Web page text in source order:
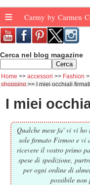
≡ Carmy by Carmen
Cerca nel blog magazine
Home accessori Fashion
shopping
I miei occhiali
I miei
Qualche mese fa' vi vi
sole firmato Firmoo e vi
ricevere il vostro primo
spese di spedizione,
per ogni ordine di
possibile non